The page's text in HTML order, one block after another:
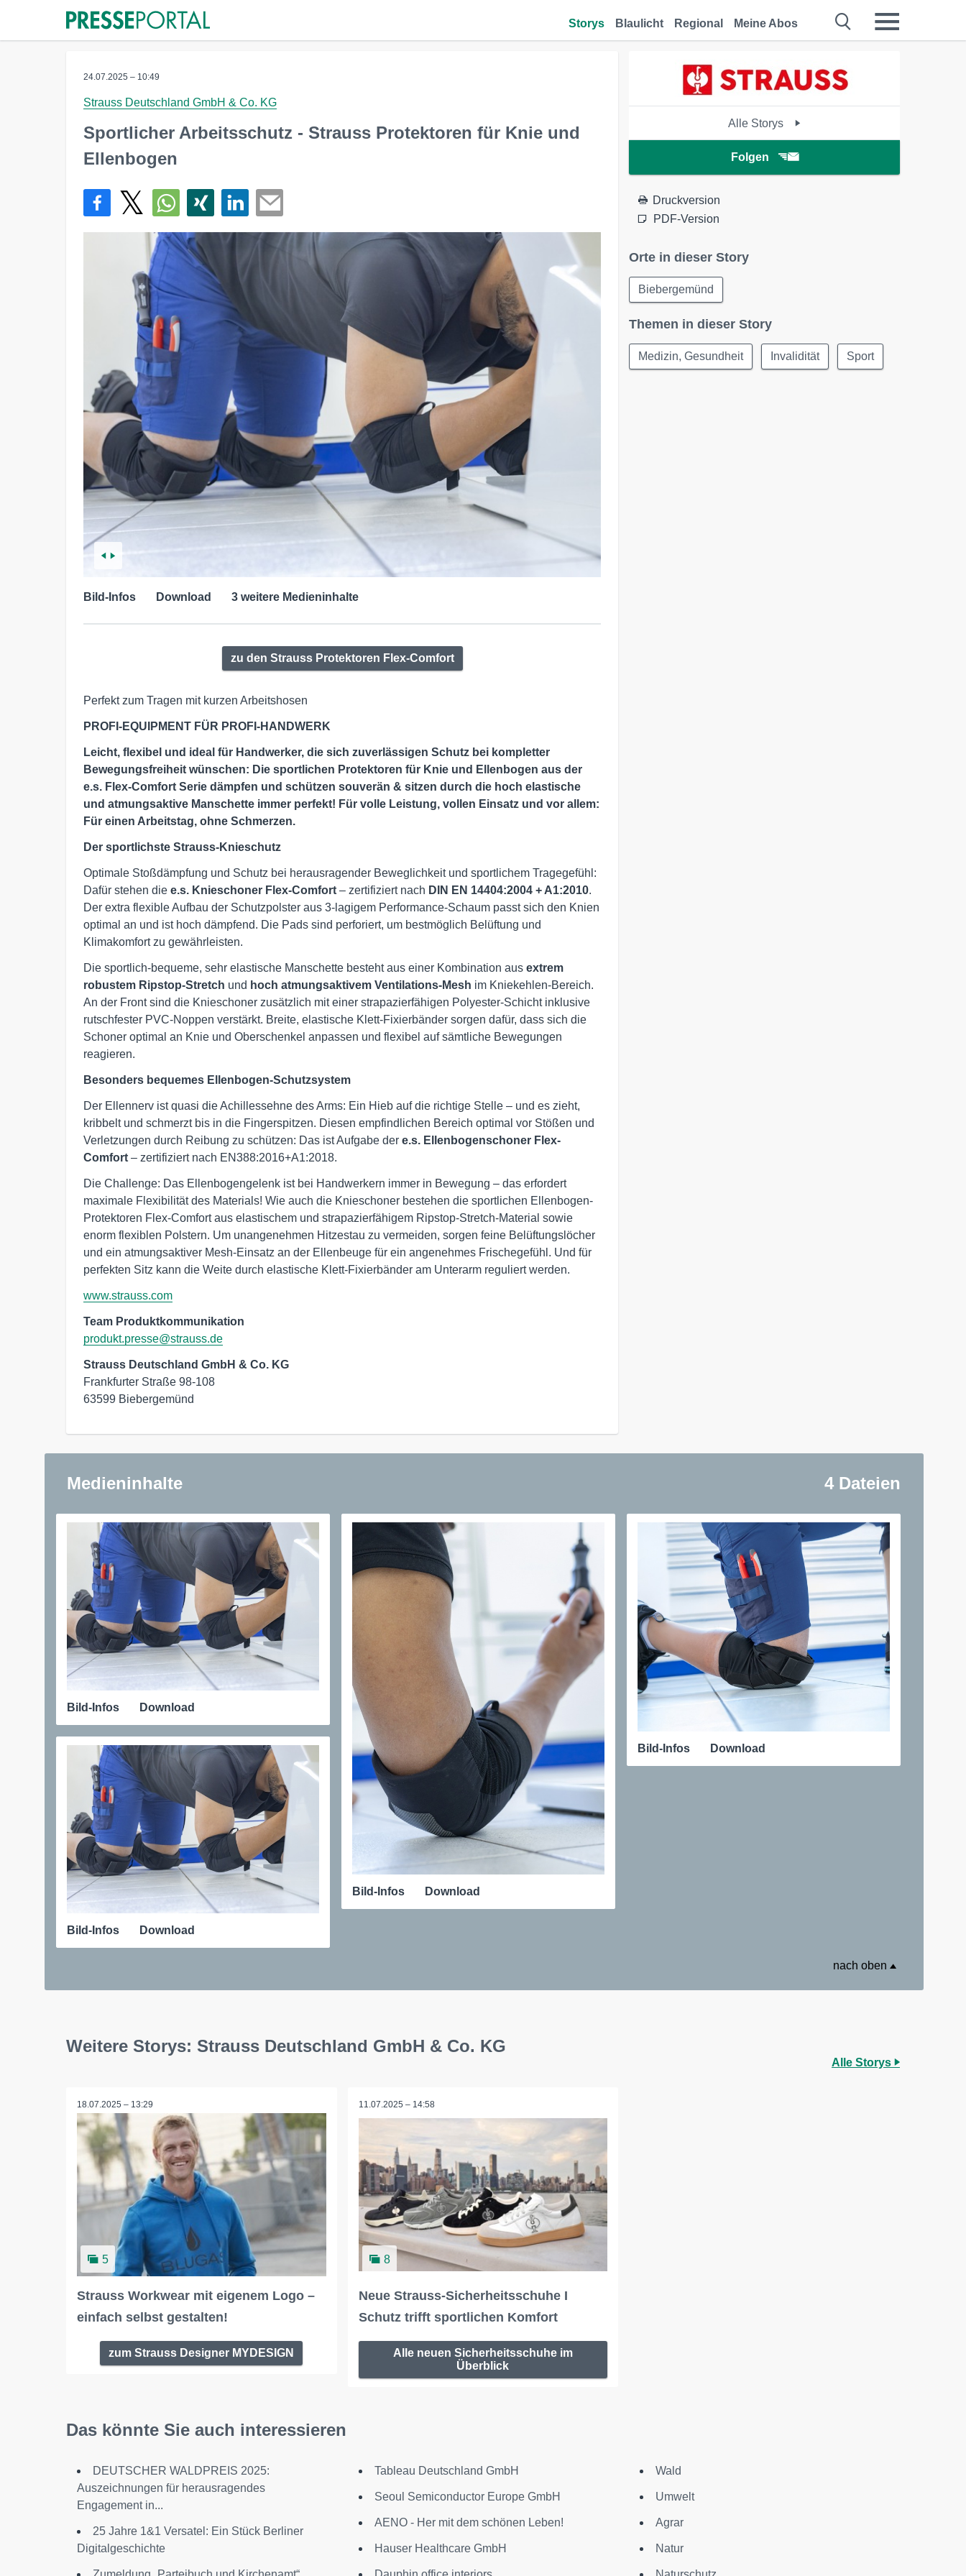
Storys Blaulicht Regional Meine Abos
24.07.2025 – 10:49
Strauss Deutschland GmbH & Co. KG
Sportlicher Arbeitsschutz - Strauss Protektoren für Knie und
Ellenbogen
Bild-Infos Download 3 weitere Medieninhalte
zu den Strauss Protektoren Flex-Comfort
Perfekt zum Tragen mit kurzen Arbeitshosen
PROFI-EQUIPMENT FÜR PROFI-HANDWERK
Leicht, flexibel und ideal für Handwerker, die sich zuverlässigen Schutz bei kompletter
Bewegungsfreiheit wünschen: Die sportlichen Protektoren für Knie und Ellenbogen aus der
e.s. Flex-Comfort Serie dämpfen und schützen souverän & sitzen durch die hoch elastische
und atmungsaktive Manschette immer perfekt! Für volle Leistung, vollen Einsatz und vor allem:
Für einen Arbeitstag, ohne Schmerzen.
Der sportlichste Strauss-Knieschutz
Optimale Stoßdämpfung und Schutz bei herausragender Beweglichkeit und sportlichem Tragegefühl:
Dafür stehen die e.s. Knieschoner Flex-Comfort – zertifiziert nach DIN EN 14404:2004 + A1:2010.
Der extra flexible Aufbau der Schutzpolster aus 3-lagigem Performance-Schaum passt sich den Knien
optimal an und ist hoch dämpfend. Die Pads sind perforiert, um bestmöglich Belüftung und
Klimakomfort zu gewährleisten.
Die sportlich-bequeme, sehr elastische Manschette besteht aus einer Kombination aus extrem
robustem Ripstop-Stretch und hoch atmungsaktivem Ventilations-Mesh im Kniekehlen-Bereich.
An der Front sind die Knieschoner zusätzlich mit einer strapazierfähigen Polyester-Schicht inklusive
rutschfester PVC-Noppen verstärkt. Breite, elastische Klett-Fixierbänder sorgen dafür, dass sich die
Schoner optimal an Knie und Oberschenkel anpassen und flexibel auf sämtliche Bewegungen
reagieren.
Besonders bequemes Ellenbogen-Schutzsystem
Der Ellennerv ist quasi die Achillessehne des Arms: Ein Hieb auf die richtige Stelle – und es zieht,
kribbelt und schmerzt bis in die Fingerspitzen. Diesen empfindlichen Bereich optimal vor Stößen und
Verletzungen durch Reibung zu schützen: Das ist Aufgabe der e.s. Ellenbogenschoner Flex-
Comfort – zertifiziert nach EN388:2016+A1:2018.
Die Challenge: Das Ellenbogengelenk ist bei Handwerkern immer in Bewegung – das erfordert
maximale Flexibilität des Materials! Wie auch die Knieschoner bestehen die sportlichen Ellenbogen-
Protektoren Flex-Comfort aus elastischem und strapazierfähigem Ripstop-Stretch-Material sowie
enorm flexiblen Polstern. Um unangenehmen Hitzestau zu vermeiden, sorgen feine Belüftungslöcher
und ein atmungsaktiver Mesh-Einsatz an der Ellenbeuge für ein angenehmes Frischegefühl. Und für
perfekten Sitz kann die Weite durch elastische Klett-Fixierbänder am Unterarm reguliert werden.
www.strauss.com
Team Produktkommunikation
produkt.presse@strauss.de
Strauss Deutschland GmbH & Co. KG
Frankfurter Straße 98-108
63599 Biebergemünd
Alle Storys
Folgen
Druckversion
PDF-Version
Orte in dieser Story
Biebergemünd
Themen in dieser Story
Medizin, Gesundheit Invalidität Sport
Medieninhalte 4 Dateien
Bild-Infos Download
Bild-Infos Download
Bild-Infos Download
Bild-Infos Download
nach oben
Weitere Storys: Strauss Deutschland GmbH & Co. KG
Alle Storys
18.07.2025 – 13:29
5
Strauss Workwear mit eigenem Logo –
einfach selbst gestalten!
zum Strauss Designer MYDESIGN
11.07.2025 – 14:58
8
Neue Strauss-Sicherheitsschuhe I
Schutz trifft sportlichen Komfort
Alle neuen Sicherheitsschuhe im
Überblick
Das könnte Sie auch interessieren
DEUTSCHER WALDPREIS 2025:
Auszeichnungen für herausragendes
Engagement in...
25 Jahre 1&1 Versatel: Ein Stück Berliner
Digitalgeschichte
Tableau Deutschland GmbH
Seoul Semiconductor Europe GmbH
AENO - Her mit dem schönen Leben!
Hauser Healthcare GmbH
Wald
Umwelt
Agrar
Natur